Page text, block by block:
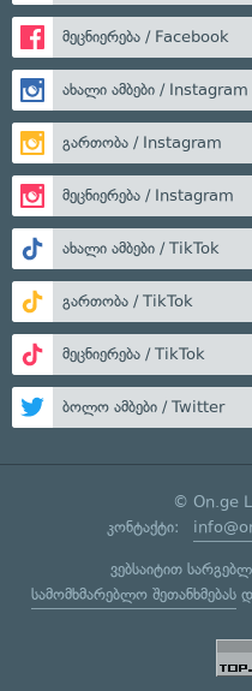
მეცნიერება / Facebook
ახალი ამბები / Instagram
გართობა / Instagram
მეცნიერება / Instagram
ახალი ამბები / TikTok
გართობა / TikTok
მეცნიერება / TikTok
ბოლო ამბები / Twitter
© On.ge
კონტაქტი:
ვებსაიტით
სამომხმარებლო შეთანხმებას